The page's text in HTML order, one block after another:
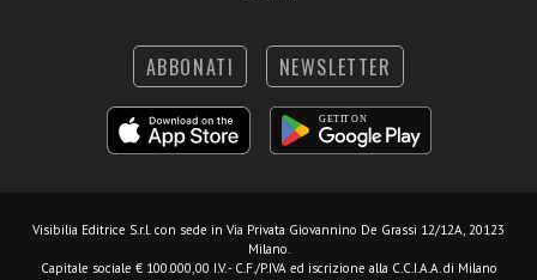
ABBONATI NEWSLETTER
Visibilia Editrice S.r.l. con sede in Via Privata Giovannino De Grassi 12/12A, 20123
Milano.
Capitale sociale € 100.000,00 I.V. - C.F./P.IVA ed iscrizione alla C.C.I.A.A. di Milano